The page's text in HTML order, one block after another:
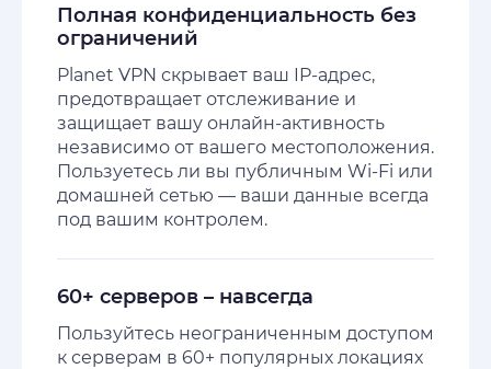
Полная конфиденциальность без
ограничений
Planet VPN скрывает ваш IP-адрес,
предотвращает отслеживание и
защищает вашу онлайн-активность
независимо от вашего местоположения.
Пользуетесь ли вы публичным Wi-Fi или
домашней сетью — ваши данные всегда
под вашим контролем.
60+ серверов – навсегда
Пользуйтесь неограниченным доступом
к серверам в 60+ популярных локациях